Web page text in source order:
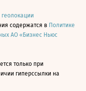
содержатся в Политике
АО «Бизнес Ньюс
только при
гиперссылки на